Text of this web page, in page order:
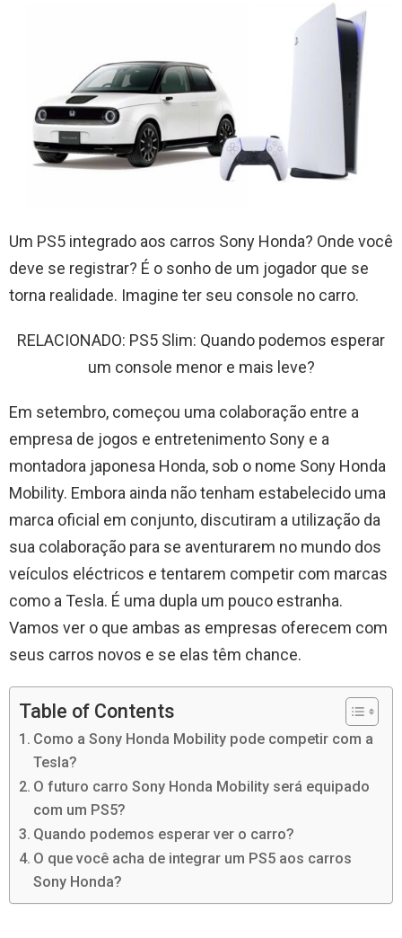
Um PS5 integrado aos carros Sony Honda? Onde você
deve se registrar? É o sonho de um jogador que se
torna realidade. Imagine ter seu console no carro.
RELACIONADO: PS5 Slim: Quando podemos esperar
um console menor e mais leve?
Em setembro, começou uma colaboração entre a
empresa de jogos e entretenimento Sony e a
montadora japonesa Honda, sob o nome Sony Honda
Mobility. Embora ainda não tenham estabelecido uma
marca oficial em conjunto, discutiram a utilização da
sua colaboração para se aventurarem no mundo dos
veículos eléctricos e tentarem competir com marcas
como a Tesla. É uma dupla um pouco estranha.
Vamos ver o que ambas as empresas oferecem com
seus carros novos e se elas têm chance.
Table of Contents
Como a Sony Honda Mobility pode competir com a
Tesla?
O futuro carro Sony Honda Mobility será equipado
com um PS5?
Quando podemos esperar ver o carro?
O que você acha de integrar um PS5 aos carros
Sony Honda?